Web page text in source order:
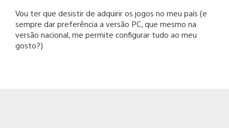
Vou ter que desistir de adquirir os jogos no meu país (e
sempre dar preferência a versão PC, que mesmo na
versão nacional, me permite configurar tudo ao meu
gosto?)